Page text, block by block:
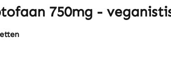
750mg -